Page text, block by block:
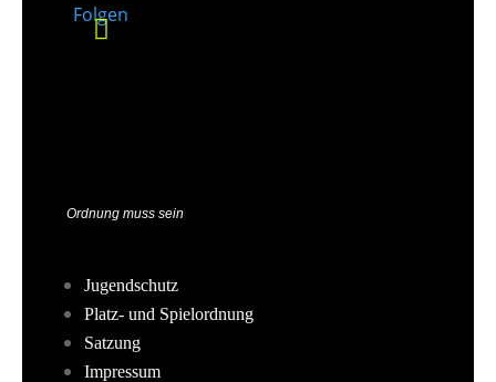
Folgen
Ordnung muss sein
Jugendschutz
Platz- und Spielordnung
Satzung
Impressum